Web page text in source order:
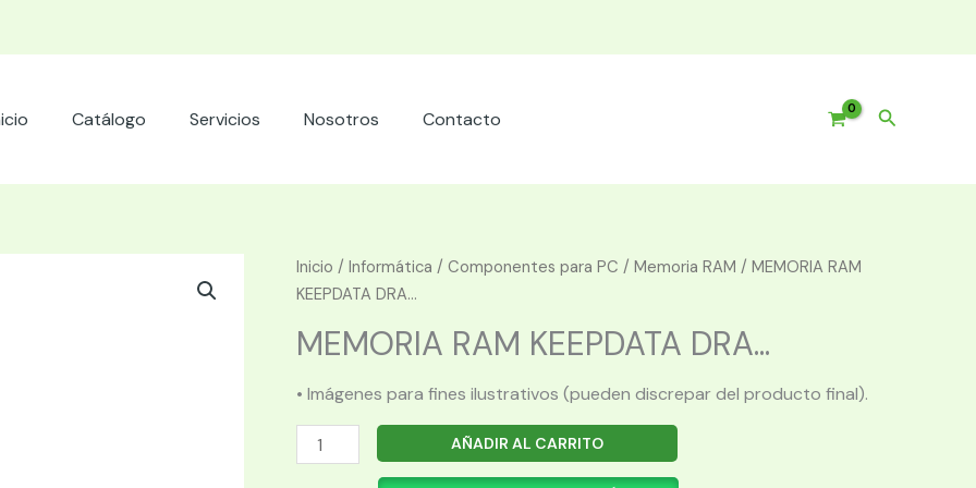
Catálogo Servicios Nosotros Contacto Buscar
Inicio / Informática / Componentes para PC / Memoria RAM / MEMORIA RAM
KEEPDATA DRA...
MEMORIA RAM KEEPDATA DRA...
• Imágenes para fines ilustrativos (pueden discrepar del producto final).
MEMORIA
RAM
AÑADIR AL CARRITO